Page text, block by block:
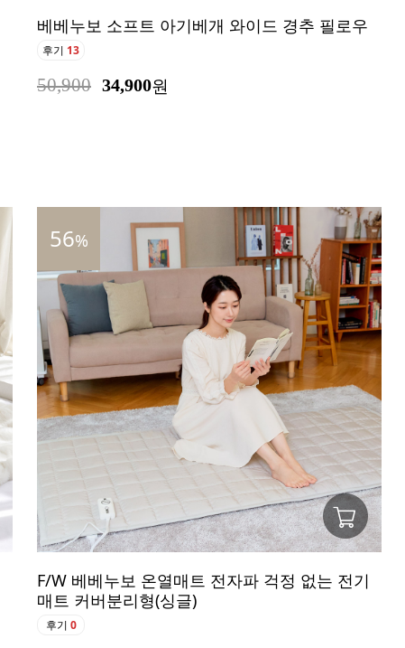
베베누보 소프트 아기베개 와이드 경추 필로우
후기 13
50,900 34,900원
56%
F/W 베베누보 온열매트 전자파 걱정 없는 전기
매트 커버분리형(싱글)
후기 0